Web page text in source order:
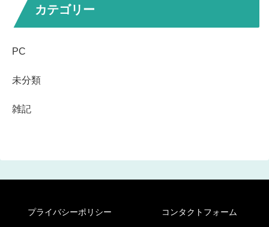
カテゴリー
PC
未分類
雑記
プライバシーポリシー コンタクトフォーム